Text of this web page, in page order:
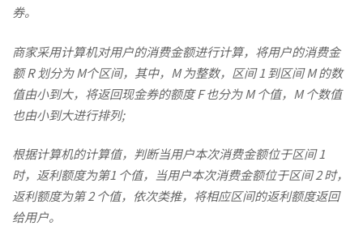
断
方
法、
计
券。
商家采用计算机对用户的消费金额进行计算，将用户的消费金
额 R 划分为 M个区间，其中，M 为整数，区间 1 到区间 M 的数
值由小到大，将返回现金券的额度 F 也分为 M 个值，M 个数值
也由小到大进行排列;
根据计算机的计算值，判断当用户本次消费金额位于区间 1
时，返利额度为第1 个值，当用户本次消费金额位于区间 2 时，
返利额度为第 2 个值，依次类推，将相应区间的返利额度返回
给用户。